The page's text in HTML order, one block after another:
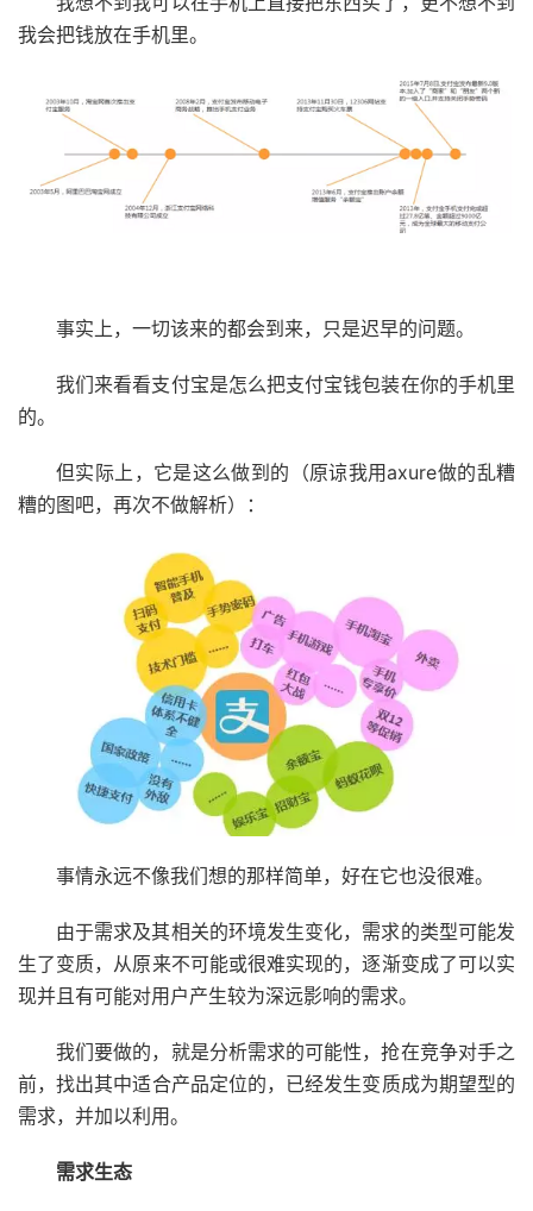
我会把钱放在手机里。
事实上，一切该来的都会到来，只是迟早的问题。
我们来看看支付宝是怎么把支付宝钱包装在你的手机里
的。
但实际上，它是这么做到的（原谅我用axure做的乱糟
糟的图吧，再次不做解析）：
事情永远不像我们想的那样简单，好在它也没很难。
由于需求及其相关的环境发生变化，需求的类型可能发
生了变质，从原来不可能或很难实现的，逐渐变成了可以实
现并且有可能对用户产生较为深远影响的需求。
我们要做的，就是分析需求的可能性，抢在竞争对手之
前，找出其中适合产品定位的，已经发生变质成为期望型的
需求，并加以利用。
需求生态